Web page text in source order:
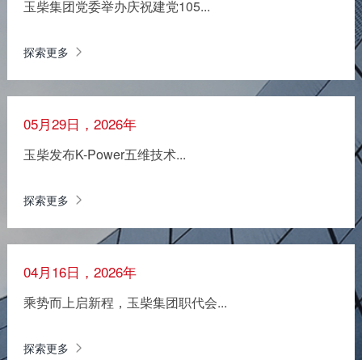
玉柴集团党委举办庆祝建党105...
探索更多
05月29日，2026年
玉柴发布K-Power五维技术...
探索更多
04月16日，2026年
乘势而上启新程，玉柴集团职代会...
探索更多